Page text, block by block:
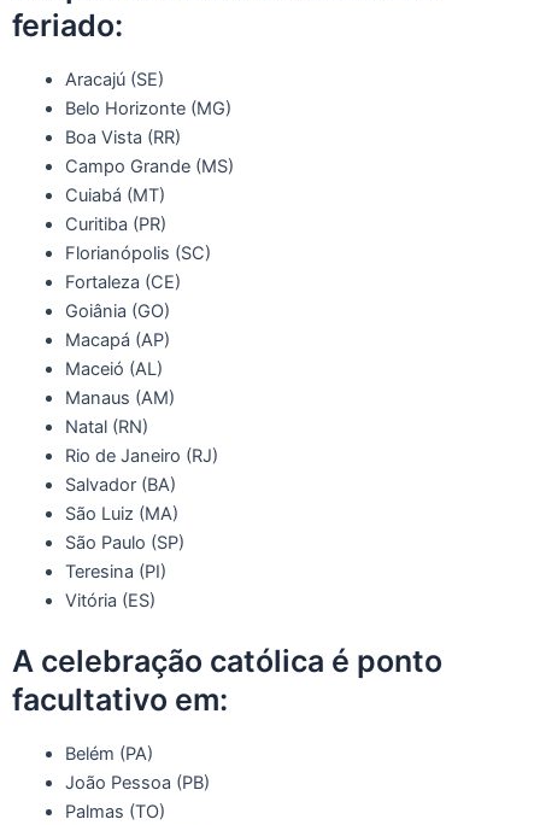
feriado:
Aracajú (SE)
Belo Horizonte (MG)
Boa Vista (RR)
Campo Grande (MS)
Cuiabá (MT)
Curitiba (PR)
Florianópolis (SC)
Fortaleza (CE)
Goiânia (GO)
Macapá (AP)
Maceió (AL)
Manaus (AM)
Natal (RN)
Rio de Janeiro (RJ)
Salvador (BA)
São Luiz (MA)
São Paulo (SP)
Teresina (PI)
Vitória (ES)
A celebração católica é ponto
facultativo em:
Belém (PA)
João Pessoa (PB)
Palmas (TO)